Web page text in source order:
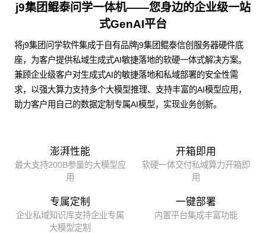
j9集团鲲泰问学一体机——您身边的企业级一站
式GenAI平台
将j9集团问学软件集成于自有品牌j9集团鲲泰信创服务器硬件底
座，为客户提供私域生成式AI敏捷落地的软硬一体式解决方案。
兼顾企业级客户对生成式AI的敏捷落地和私域部署的安全性需
求，以强大算力支持多个大模型推理、支持丰富的AI模型应用，
助力客户用自己的数据定制专属AI模型，实现业务创新。
澎湃性能
最大支持200B参量的大模型应
用
开箱即用
软硬一体交付私域算力开箱即
用
专属定制
企业私域知识库支持企业专属
大模型定制
一键部署
内置平台集成丰富功能